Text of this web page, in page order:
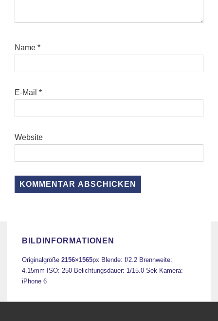
Name *
E-Mail *
Website
BILDINFORMATIONEN
Originalgröße 2156×1565px Blende: f/2.2 Brennweite:
4.15mm ISO: 250 Belichtungsdauer: 1/15.0 Sek Kamera:
iPhone 6